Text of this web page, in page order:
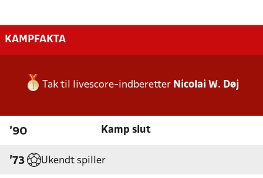
KAMPFAKTA
Tak til livescore-indberetter Nicolai W. Døj
'90 Kamp slut
'73 Ukendt spiller